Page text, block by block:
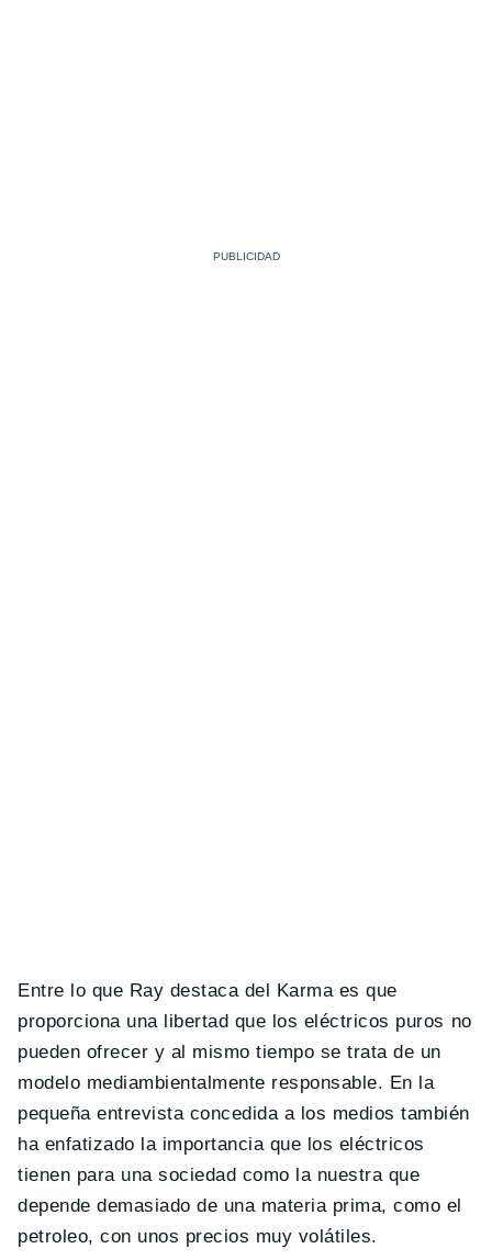
Entre lo que Ray destaca del Karma es que
proporciona una libertad que los eléctricos puros no
pueden ofrecer y al mismo tiempo se trata de un
modelo mediambientalmente responsable. En la
pequeña entrevista concedida a los medios también
ha enfatizado la importancia que los eléctricos
tienen para una sociedad como la nuestra que
depende demasiado de una materia prima, como el
petroleo, con unos precios muy volátiles.